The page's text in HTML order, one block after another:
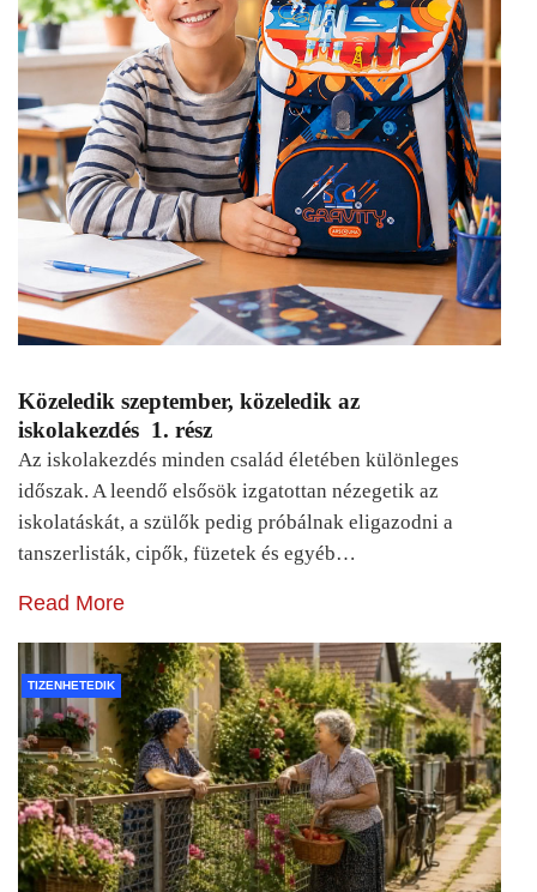
Közeledik szeptember, közeledik az
iskolakezdés 1. rész
Az iskolakezdés minden család életében különleges
időszak. A leendő elsősök izgatottan nézegetik az
iskolatáskát, a szülők pedig próbálnak eligazodni a
tanszerlisták, cipők, füzetek és egyéb…
Read More
TIZENHETEDIK